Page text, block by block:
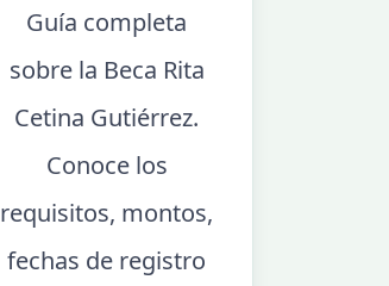
Guía completa
sobre la Beca Rita
Cetina Gutiérrez.
Conoce los
requisitos, montos,
fechas de registro